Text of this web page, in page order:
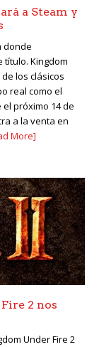
a Steam y
donde
Kingdom
los clásicos
real como el
próximo 14 de
a la venta en
More]
2 nos
Under Fire 2